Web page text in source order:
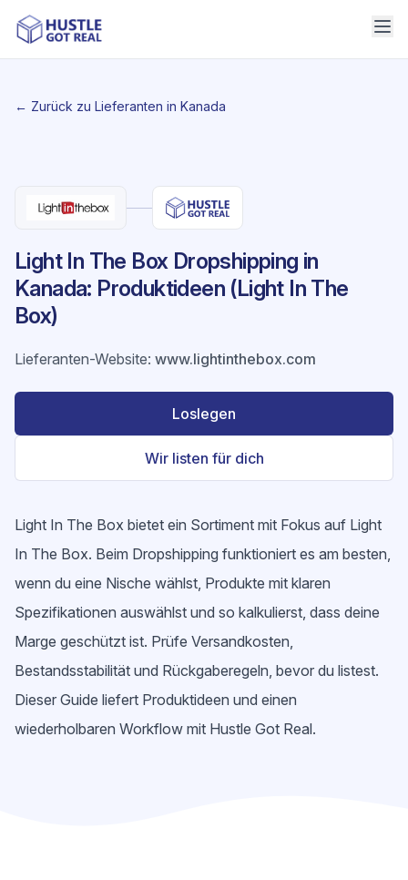
← Zurück zu Lieferanten in Kanada
Light In The Box Dropshipping in
Kanada: Produktideen (Light In The
Box)
Lieferanten-Website: www.lightinthebox.com
Loslegen
Wir listen für dich
Light In The Box bietet ein Sortiment mit Fokus auf Light
In The Box. Beim Dropshipping funktioniert es am besten,
wenn du eine Nische wählst, Produkte mit klaren
Spezifikationen auswählst und so kalkulierst, dass deine
Marge geschützt ist. Prüfe Versandkosten,
Bestandsstabilität und Rückgaberegeln, bevor du listest.
Dieser Guide liefert Produktideen und einen
wiederholbaren Workflow mit Hustle Got Real.